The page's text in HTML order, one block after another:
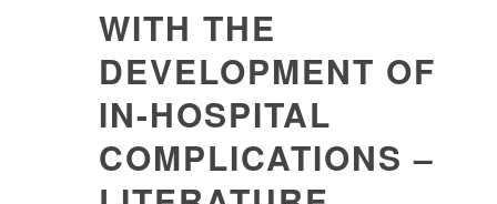
WITH THE
DEVELOPMENT OF
IN-HOSPITAL
COMPLICATIONS –